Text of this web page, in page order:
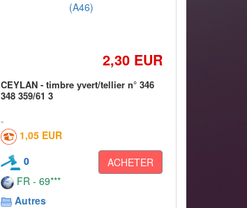
2,30 EUR
CEYLAN - timbre yvert/tellier n° 346
348 359/61 3
1,05 EUR
0
ACHETER
FR - 69***
Autres